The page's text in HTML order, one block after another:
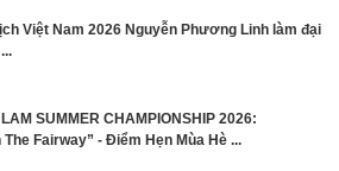
Việt Nam 2026 Nguyễn Phương Linh làm đại
SUMMER CHAMPIONSHIP 2026:
The Fairway” - Điểm Hẹn Mùa Hè ...